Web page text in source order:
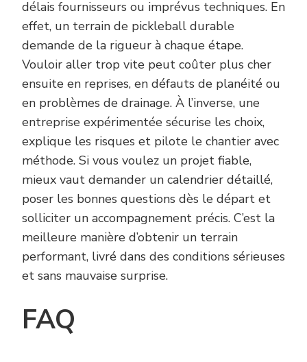
délais fournisseurs ou imprévus techniques. En
effet, un terrain de pickleball durable
demande de la rigueur à chaque étape.
Vouloir aller trop vite peut coûter plus cher
ensuite en reprises, en défauts de planéité ou
en problèmes de drainage. À l’inverse, une
entreprise expérimentée sécurise les choix,
explique les risques et pilote le chantier avec
méthode. Si vous voulez un projet fiable,
mieux vaut demander un calendrier détaillé,
poser les bonnes questions dès le départ et
solliciter un accompagnement précis. C’est la
meilleure manière d’obtenir un terrain
performant, livré dans des conditions sérieuses
et sans mauvaise surprise.
FAQ